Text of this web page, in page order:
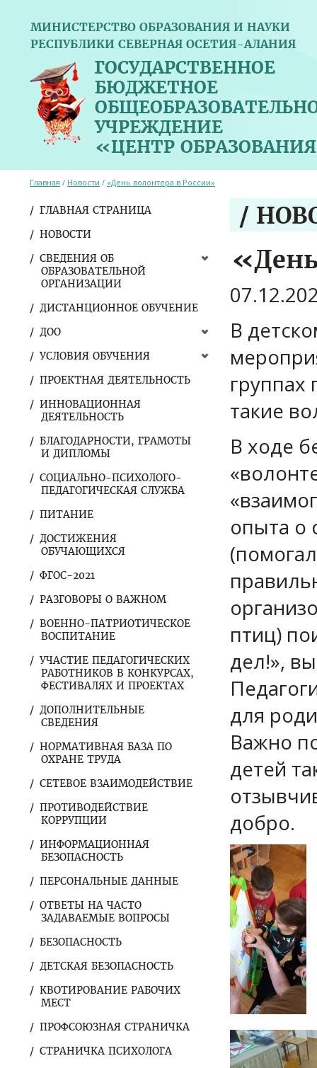
МИНИСТЕРСТВО ОБРАЗОВАНИЯ И НАУКИ
РЕСПУБЛИКИ СЕВЕРНАЯ ОСЕТИЯ-АЛАНИЯ
ГОСУДАРСТВЕННОЕ
БЮДЖЕТНОЕ
УЧРЕЖДЕНИЕ
«ЦЕНТР
ГЛАВНАЯ СТРАНИЦА
НОВОСТИ
СВЕДЕНИЯ ОБ
ОБРАЗОВАТЕЛЬНОЙ
ОРГАНИЗАЦИИ
ДИСТАНЦИОННОЕ ОБУЧЕНИЕ
ДОО
УСЛОВИЯ ОБУЧЕНИЯ
ПРОЕКТНАЯ ДЕЯТЕЛЬНОСТЬ
ИННОВАЦИОННАЯ
ДЕЯТЕЛЬНОСТЬ
БЛАГОДАРНОСТИ, ГРАМОТЫ
И ДИПЛОМЫ
СОЦИАЛЬНО-ПСИХОЛОГО-
ПЕДАГОГИЧЕСКАЯ СЛУЖБА
ПИТАНИЕ
ДОСТИЖЕНИЯ
ОБУЧАЮЩИХСЯ
ФГОС-2021
РАЗГОВОРЫ О ВАЖНОМ
ВОЕННО-ПАТРИОТИЧЕСКОЕ
ВОСПИТАНИЕ
УЧАСТИЕ ПЕДАГОГИЧЕСКИХ
РАБОТНИКОВ В КОНКУРСАХ,
ФЕСТИВАЛЯХ И ПРОЕКТАХ
ДОПОЛНИТЕЛЬНЫЕ
СВЕДЕНИЯ
НОРМАТИВНАЯ БАЗА ПО
ОХРАНЕ ТРУДА
СЕТЕВОЕ ВЗАИМОДЕЙСТВИЕ
ПРОТИВОДЕЙСТВИЕ
КОРРУПЦИИ
ИНФОРМАЦИОННАЯ
БЕЗОПАСНОСТЬ
ПЕРСОНАЛЬНЫЕ ДАННЫЕ
ОТВЕТЫ НА ЧАСТО
ЗАДАВАЕМЫЕ ВОПРОСЫ
БЕЗОПАСНОСТЬ
ДЕТСКАЯ БЕЗОПАСНОСТЬ
КВОТИРОВАНИЕ РАБОЧИХ
МЕСТ
ПРОФСОЮЗНАЯ СТРАНИЧКА
СТРАНИЧКА ПСИХОЛОГА
Главная / Новости / «День волонтера в России»
/
В
такие
В ходе
опыта о
птиц)
дел!»,
для
Важно
детей
добро.